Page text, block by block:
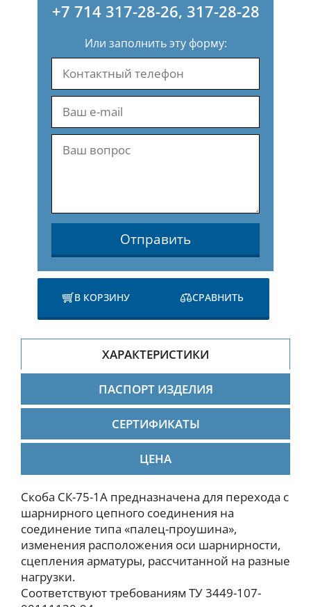
+7 714 317-28-26, 317-28-28
Или заполнить эту форму:
Отправить
В КОРЗИНУ СРАВНИТЬ
ХАРАКТЕРИСТИКИ
ПАСПОРТ ИЗДЕЛИЯ
СЕРТИФИКАТЫ
ЦЕНА
Скоба СК-75-1А предназначена для перехода с
шарнирного цепного соединения на
соединение типа «палец-проушина»,
изменения расположения оси шарнирности,
сцепления арматуры, рассчитанной на разные
нагрузки.
Соответствуют требованиям ТУ 3449-107-